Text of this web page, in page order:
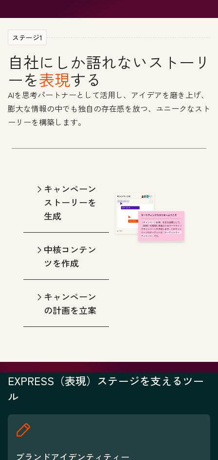
ステージ1
自社にしか語れないストーリ
ーを表現する
AIを思考パートナーとして活用し、アイデアを磨き上げ、
膨大な情報の中でも独自の存在感を放つ、ユニークなスト
ーリーを構築します。
キャンペーン
ストーリーを
生成
中核コンテン
ツを作成
キャンペーン
の計画を立案
EXPRESS（表現）ステージを支えるツー
ル
ブランドアイデンティティー